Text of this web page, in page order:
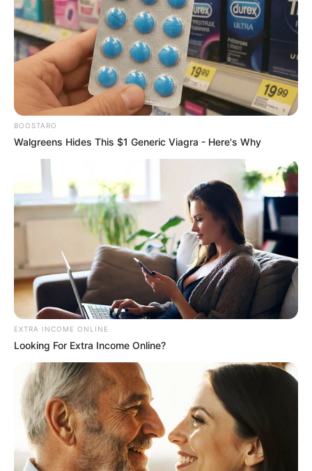
BOOSTARO
Walgreens Hides This $1 Generic Viagra - Here's Why
EXTRA INCOME ONLINE
Looking For Extra Income Online?